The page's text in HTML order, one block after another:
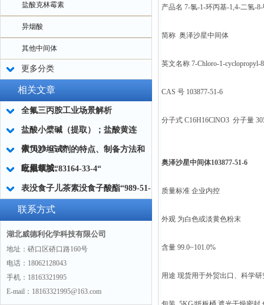
盐酸克林霉素
异烟酸
其他中间体
更多分类
相关文章
全氟三丙胺工业场景解析
盐酸小檗碱（提取）；盐酸黄连
素“633-65-8“
依贝沙坦试剂的特点、制备方法和
应用领域。
吡氟草胺“83164-33-4“
表没食子儿茶素没食子酸酯“989-51-
5“
联系方式
湖北威德利化学科技有限公司
地址：硚口区硚口路160号
电话：18062128043
手机：18163321995
E-mail：18163321995@163.com
产品名 7-氯-1-环丙基-1,4-二氢-
简称 奥泽沙星中间体
英文名称 7-Chloro-1-cyclopropyl-
CAS 号 103877-51-6
分子式 C16H16ClNO3 分子量
奥泽沙星中间体103877-51-6
质量标准 企业内控
外观 为白色或淡黄色粉末
含量 99.0~101.0%
用途 现货用于外贸出口、科学